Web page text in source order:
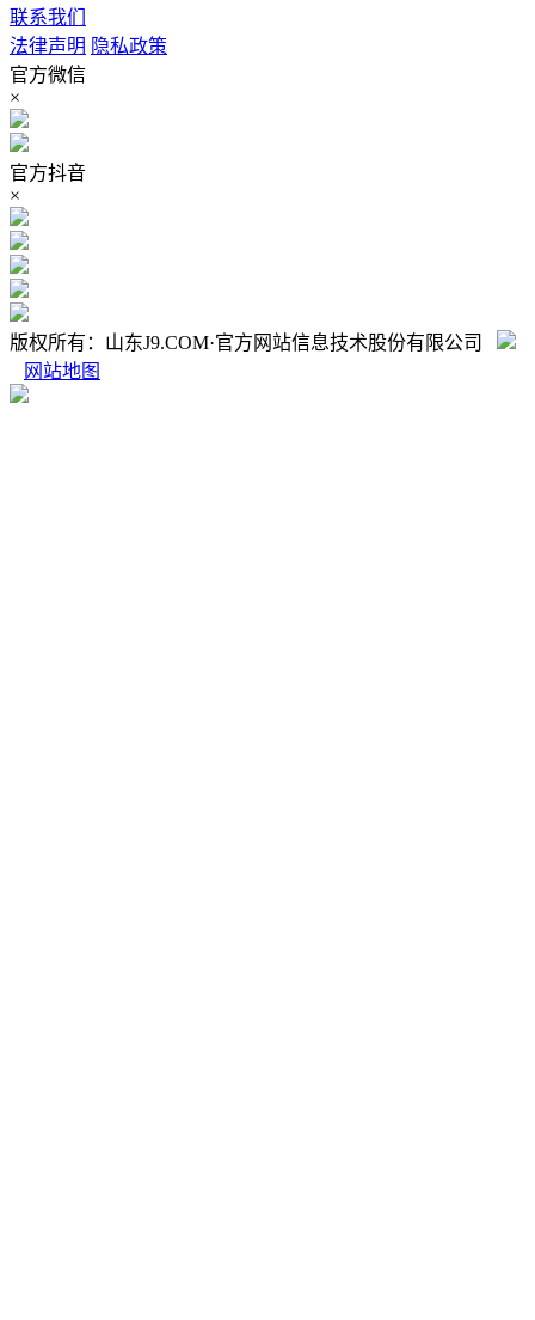
联系我们
法律声明 隐私政策
官方微信
×
官方抖音
×
版权所有：山东J9.COM·官方网站信息技术股份有限公司
网站地图